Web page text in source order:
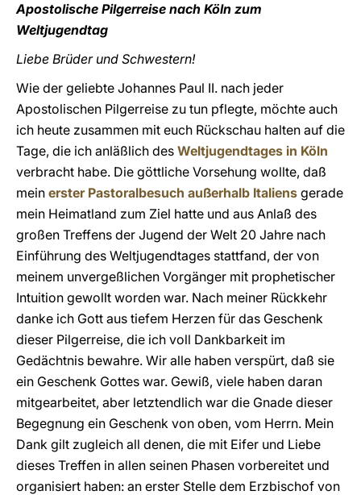
Apostolische Pilgerreise nach Köln zum
Weltjugendtag
Liebe Brüder und Schwestern!
Wie der geliebte Johannes Paul II. nach jeder
Apostolischen Pilgerreise zu tun pflegte, möchte auch
ich heute zusammen mit euch Rückschau halten auf die
Tage, die ich anläßlich des Weltjugendtages in Köln
verbracht habe. Die göttliche Vorsehung wollte, daß
mein erster Pastoralbesuch außerhalb Italiens gerade
mein Heimatland zum Ziel hatte und aus Anlaß des
großen Treffens der Jugend der Welt 20 Jahre nach
Einführung des Weltjugendtages stattfand, der von
meinem unvergeßlichen Vorgänger mit prophetischer
Intuition gewollt worden war. Nach meiner Rückkehr
danke ich Gott aus tiefem Herzen für das Geschenk
dieser Pilgerreise, die ich voll Dankbarkeit im
Gedächtnis bewahre. Wir alle haben verspürt, daß sie
ein Geschenk Gottes war. Gewiß, viele haben daran
mitgearbeitet, aber letztendlich war die Gnade dieser
Begegnung ein Geschenk von oben, vom Herrn. Mein
Dank gilt zugleich all denen, die mit Eifer und Liebe
dieses Treffen in allen seinen Phasen vorbereitet und
organisiert haben: an erster Stelle dem Erzbischof von